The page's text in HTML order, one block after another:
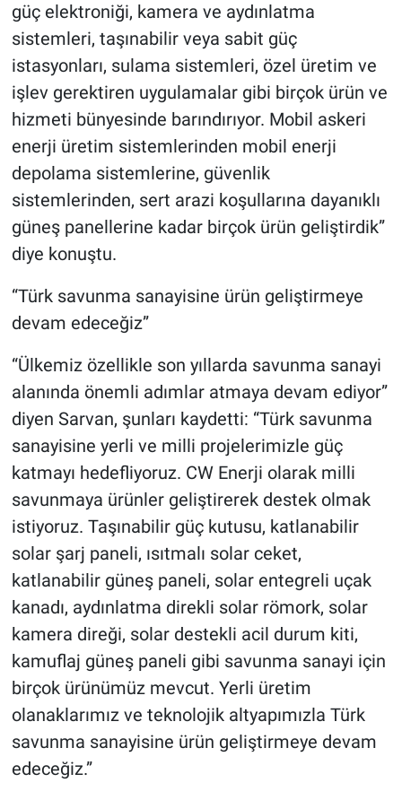
güç elektroniği, kamera ve aydınlatma
sistemleri, taşınabilir veya sabit güç
istasyonları, sulama sistemleri, özel üretim ve
işlev gerektiren uygulamalar gibi birçok ürün ve
hizmeti bünyesinde barındırıyor. Mobil askeri
enerji üretim sistemlerinden mobil enerji
depolama sistemlerine, güvenlik
sistemlerinden, sert arazi koşullarına dayanıklı
güneş panellerine kadar birçok ürün geliştirdik”
diye konuştu.
“Türk savunma sanayisine ürün geliştirmeye
devam edeceğiz”
“Ülkemiz özellikle son yıllarda savunma sanayi
alanında önemli adımlar atmaya devam ediyor”
diyen Sarvan, şunları kaydetti: “Türk savunma
sanayisine yerli ve milli projelerimizle güç
katmayı hedefliyoruz. CW Enerji olarak milli
savunmaya ürünler geliştirerek destek olmak
istiyoruz. Taşınabilir güç kutusu, katlanabilir
solar şarj paneli, ısıtmalı solar ceket,
katlanabilir güneş paneli, solar entegreli uçak
kanadı, aydınlatma direkli solar römork, solar
kamera direği, solar destekli acil durum kiti,
kamuflaj güneş paneli gibi savunma sanayi için
birçok ürünümüz mevcut. Yerli üretim
olanaklarımız ve teknolojik altyapımızla Türk
savunma sanayisine ürün geliştirmeye devam
edeceğiz.”